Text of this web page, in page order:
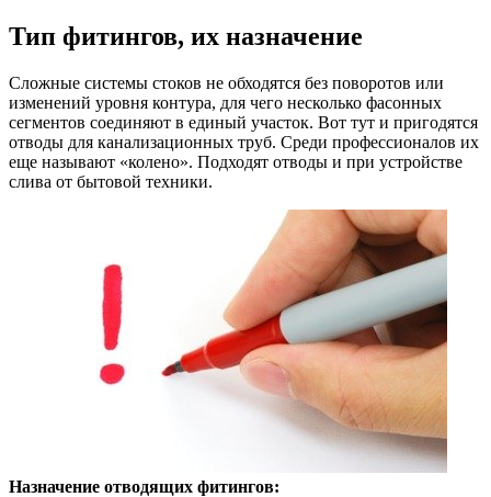
Тип фитингов, их назначение
Сложные системы стоков не обходятся без поворотов или
изменений уровня контура, для чего несколько фасонных
сегментов соединяют в единый участок. Вот тут и пригодятся
отводы для канализационных труб. Среди профессионалов их
еще называют «колено». Подходят отводы и при устройстве
слива от бытовой техники.
Назначение отводящих фитингов: